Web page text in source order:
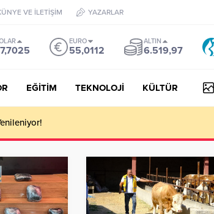
VE İLETİŞİM YAZARLAR
EURO
55,0112
ALTIN
6.519,97
EĞİTİM TEKNOLOJİ KÜLTÜR
634,3 Milyon Lira Hibe Ödemesi Yapıldı!